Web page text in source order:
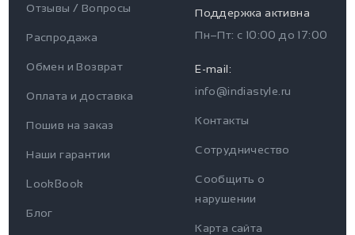
Контакты
Часы работы поддержки
Пн-Пт c 10:00 до 17:00
Telegram
Для пользователя
Информация
Наши гарантии
Контакты
Отзывы / Вопросы
Распродажа
Обмен и Возврат
Оплата и доставка
Пошив на заказ
Наши гарантии
LookBook
Блог
Поддержка активна
Пн–Пт: с 10:00 до 17:00
E-mail:
info@indiastyle.ru
Контакты
Сотрудничество
Сообщить о
нарушении
Карта сайта